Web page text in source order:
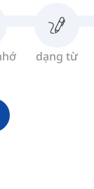
dạng từ